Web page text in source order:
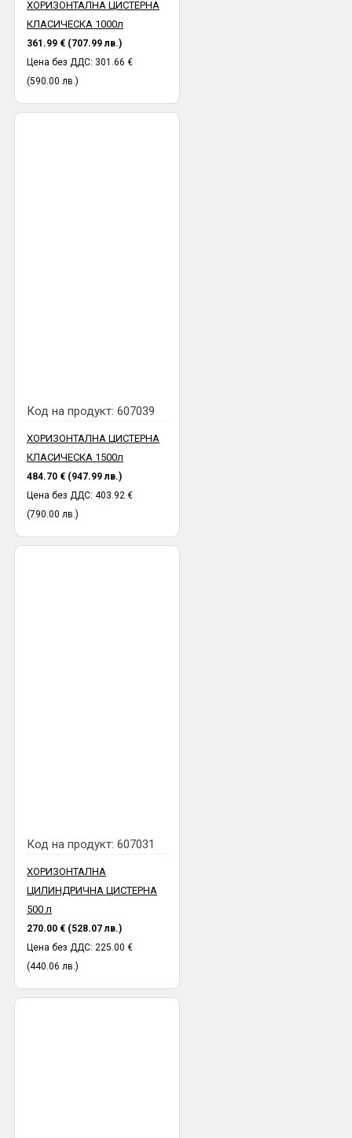
ХОРИЗОНТАЛНА ЦИСТЕРНА
КЛАСИЧЕСКА 1000л
361.99 € (707.99 лв.)
Цена без ДДС: 301.66 €
(590.00 лв.)
Код на продукт: 607039
ХОРИЗОНТАЛНА ЦИСТЕРНА
КЛАСИЧЕСКА 1500л
484.70 € (947.99 лв.)
Цена без ДДС: 403.92 €
(790.00 лв.)
Код на продукт: 607031
ХОРИЗОНТАЛНА
ЦИЛИНДРИЧНА ЦИСТЕРНА
500 л
270.00 € (528.07 лв.)
Цена без ДДС: 225.00 €
(440.06 лв.)